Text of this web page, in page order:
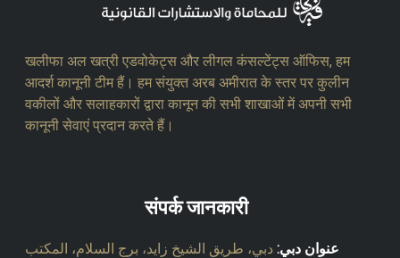
खलीफा अल खत्री एडवोकेट्स और लीगल कंसल्टेंट्स ऑफिस, हम
आदर्श कानूनी टीम हैं। हम संयुक्त अरब अमीरात के स्तर पर कुलीन
वकीलों और सलाहकारों द्वारा कानून की सभी शाखाओं में अपनी सभी
कानूनी सेवाएं प्रदान करते हैं।
संपर्क जानकारी
عنوان دبي: دبي، طريق الشيخ زايد، برج السلام، المكتب